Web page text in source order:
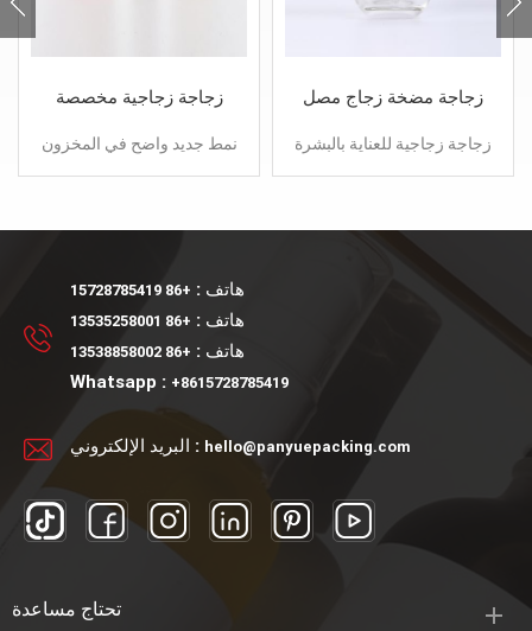
زجاجة زجاجية مخصصة
نمط جديد واضح في المخزون
مخصص فارغ مستحضرات
من الضروري النفط زجاجة
زجاجة مضخة زجاج مصل
زجاجة زجاجية للعناية بالبشرة
على شكل بيضة مع غطاء
مل. يمكن أن تتطابق مع
هاتف : +86 15728785419
هاتف : +86 13535258001
هاتف : +86 13538858002
Whatsapp : +8615728785419
البريد الإلكتروني : hello@panyuepacking.com
تحتاج مساعدة